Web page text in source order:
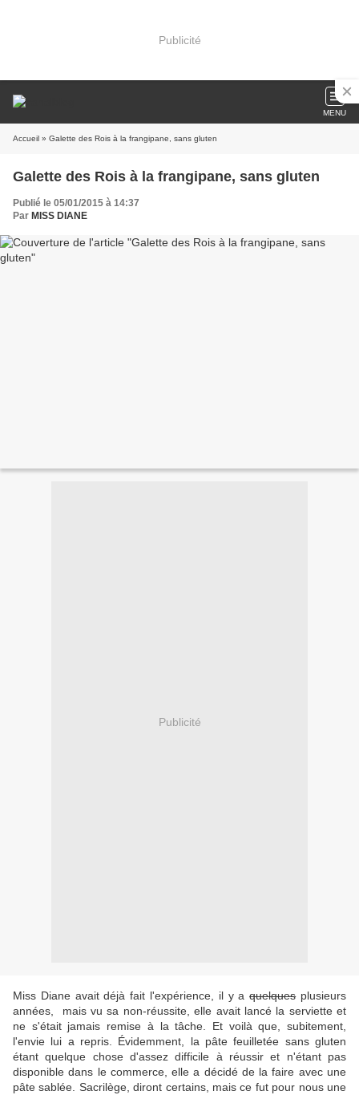
Publicité
MENU
Accueil » Galette des Rois à la frangipane, sans gluten
Galette des Rois à la frangipane, sans gluten
Publié le 05/01/2015 à 14:37
Par MISS DIANE
Publicité
Miss Diane avait déjà fait l'expérience, il y aquelquesplusieurs
années, mais vu sa non-réussite, elle avait lancé la serviette et
ne s'était jamais remise à la tâche. Et voilà que, subitement,
l'envie lui a repris. Évidemment, la pâte feuilletée sans gluten
étant quelque chose d'assez difficile à réussir et n'étant pas
disponible dans le commerce, elle a décidé de la faire avec une
pâte sablée. Sacrilège, diront certains, mais ce fut pour nous une